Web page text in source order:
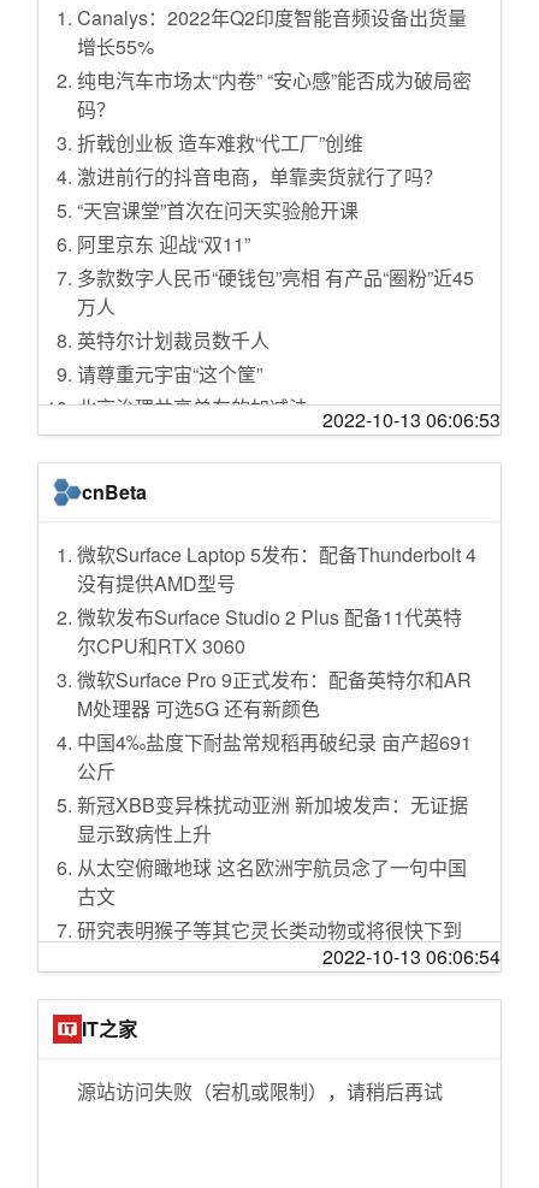
H3C NX54路由器售后体验。
量子革命众生相：诺奖、融资、科研、收割、
行骗……
张维迎：中国不能错过未来十年
秋天的农贸市场，是诠释人间滋味的浮世绘
保守的技艺
“你既不是记者又不是官，凭什么管这么宽”：中
国县城两类精英的困境
在中国，还有比卖方证券研究更差的商业模式
吗？
@燕子堡BBQ学徒Ray：我用臭豆腐和腐乳把牛
排熟成了，结果竟产生了质的变化！//@摸鱼大
学生Z：用臭豆腐的那块从气味到味道都变成了
臭豆腐，用腐乳那块从质感到味道都变成了熏
肉…红方还是好吃的，青方的味道还是太恐怖
了…
网红独臂猴被老太投喂十多年，羊祜殿回应：
全国首个抱团养老实验暂停两年，这栋别墅往
日的热闹还能持续吗？
驴肉火烧、安徽牛板面、小放牛，谁能拯救“河
北菜”？
过了20岁，就不要穿的像小孩子了
统万城的秘密
Canalys：2022年Q2印度智能音频设备出货量
增长55%
纯电汽车市场太“内卷” “安心感”能否成为破局密
码？
折戟创业板 造车难救“代工厂”创维
激进前行的抖音电商，单靠卖货就行了吗？
“天宫课堂”首次在问天实验舱开课
阿里京东 迎战“双11”
多款数字人民币“硬钱包”亮相 有产品“圈粉”近45
万人
英特尔计划裁员数千人
请尊重元宇宙“这个筐”
北京治理共享单车的加减法
推线上艺术课 互联网公司入局老年教育
“天价”头显撑得起Meta的元宇宙吗
模仿东方甄选直播带货，学而思押错了“好未
来”？
每股1112元回购员工期权......字节跳动变更集团
LOGO，此前已更名为抖音集团
马斯克提出乌和平计划前曾与普京交谈？克宫
回应：不是真的
李斌称蔚来汽车将于2030年跻身行业前五，不
会像特斯拉16年才实现盈利
比芯片自主更迫切 车用操作系统难在哪里？
美团“开超市”、阿里调布局，大厂社区团购动作
频频背后
NASA固态电池重大突破：能量密度约为特斯拉
4680电池两倍
美股开盘涨跌不一 理想汽车涨超4%
微软成立“工业元宇宙”团队 利用VR/AR赋能工
业系统
因大规模召回睡眠呼吸器，飞利浦将录得13亿
欧元商誉减值
2022-10-13 06:06:53
cnBeta
微软Surface Laptop 5发布：配备Thunderbolt 4
没有提供AMD型号
微软发布Surface Studio 2 Plus 配备11代英特
尔CPU和RTX 3060
微软Surface Pro 9正式发布：配备英特尔和AR
M处理器 可选5G 还有新颜色
中国4‰盐度下耐盐常规稻再破纪录 亩产超691
公斤
新冠XBB变异株扰动亚洲 新加坡发声：无证据
显示致病性上升
从太空俯瞰地球 这名欧洲宇航员念了一句中国
古文
研究表明猴子等其它灵长类动物或将很快下到
NVIDIA新驱动发布：DirectX 12游戏性能暴涨2
4.6％
属上衣超惹眼
2022-10-13 06:06:54
IT之家
源站访问失败（宕机或限制），请稍后再试